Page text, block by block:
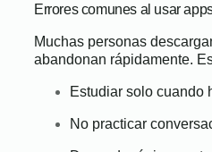
Errores comunes al usar
Muchas personas
abandonan rápidamente.
Estudiar solo cuando
No practicar